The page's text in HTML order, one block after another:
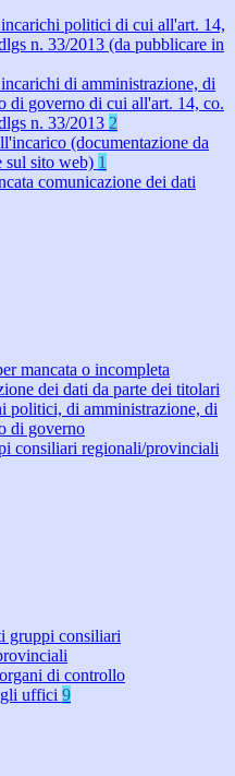
politici di cui all'art. 14,
n. 33/2013 (da pubblicare in
di amministrazione, di
di governo di cui all'art. 14, co.
n. 33/2013 2
(documentazione da
sul sito web) 1
comunicazione dei dati
mancata o incompleta
dei dati da parte dei titolari
politici, di amministrazione, di
di governo
consiliari regionali/provinciali
gruppi consiliari
di controllo
uffici 9